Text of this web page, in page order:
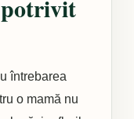
întrebarea
o mamă nu